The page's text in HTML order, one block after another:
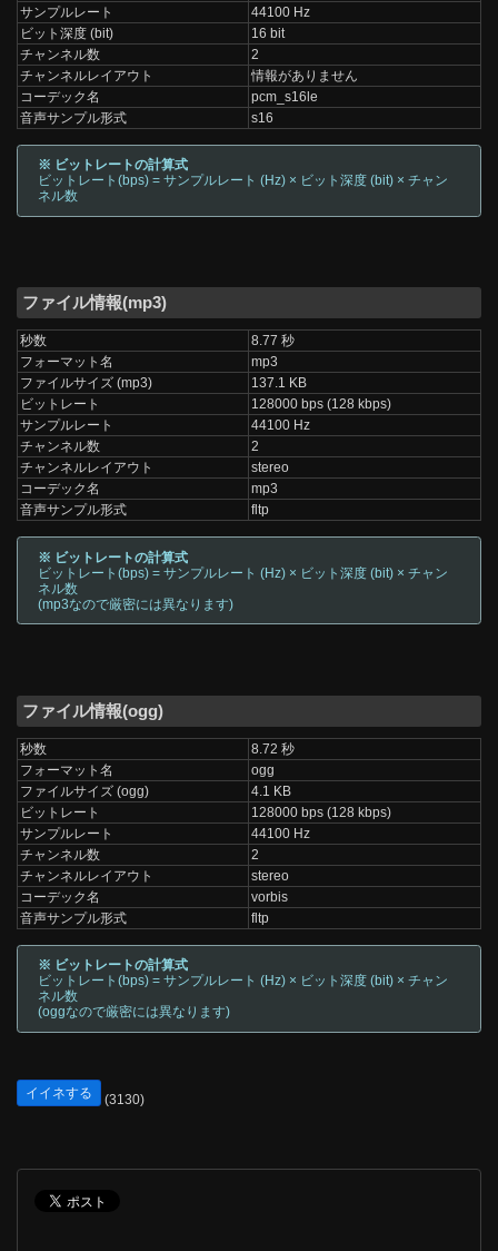
サンプルレート
44100 Hz
ビット深度 (bit)
16 bit
チャンネル数
2
チャンネルレイアウト
情報がありません
コーデック名
pcm_s16le
音声サンプル形式
s16
※ ビットレートの計算式
ビットレート(bps) = サンプルレート (Hz) × ビット深度 (bit) × チャン
ネル数
ファイル情報(mp3)
秒数
8.77 秒
フォーマット名
mp3
ファイルサイズ (mp3)
137.1 KB
ビットレート
128000 bps (128 kbps)
サンプルレート
44100 Hz
チャンネル数
2
チャンネルレイアウト
stereo
コーデック名
mp3
音声サンプル形式
fltp
※ ビットレートの計算式
ビットレート(bps) = サンプルレート (Hz) × ビット深度 (bit) × チャン
ネル数
(mp3なので厳密には異なります)
ファイル情報(ogg)
秒数
8.72 秒
フォーマット名
ogg
ファイルサイズ (ogg)
4.1 KB
ビットレート
128000 bps (128 kbps)
サンプルレート
44100 Hz
チャンネル数
2
チャンネルレイアウト
stereo
コーデック名
vorbis
音声サンプル形式
fltp
※ ビットレートの計算式
ビットレート(bps) = サンプルレート (Hz) × ビット深度 (bit) × チャン
ネル数
(oggなので厳密には異なります)
イイネする (3130)